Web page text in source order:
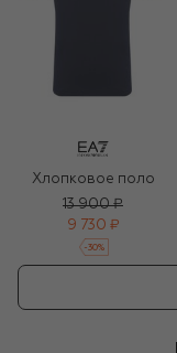
Хлопковое поло
13 900 ₽
9 730 ₽
-30%